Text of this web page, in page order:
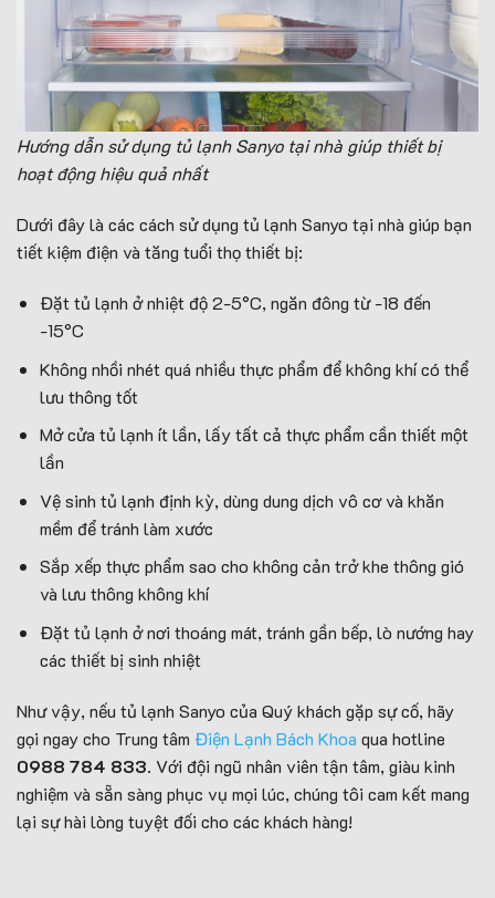
Hướng dẫn sử dụng tủ lạnh Sanyo tại nhà giúp thiết bị
hoạt động hiệu quả nhất
Dưới đây là các cách sử dụng tủ lạnh Sanyo tại nhà giúp bạn
tiết kiệm điện và tăng tuổi thọ thiết bị:
Đặt tủ lạnh ở nhiệt độ 2-5°C, ngăn đông từ -18 đến
-15°C
Không nhồi nhét quá nhiều thực phẩm để không khí có thể
lưu thông tốt
Mở cửa tủ lạnh ít lần, lấy tất cả thực phẩm cần thiết một
lần
Vệ sinh tủ lạnh định kỳ, dùng dung dịch vô cơ và khăn
mềm để tránh làm xước
Sắp xếp thực phẩm sao cho không cản trở khe thông gió
và lưu thông không khí
Đặt tủ lạnh ở nơi thoáng mát, tránh gần bếp, lò nướng hay
các thiết bị sinh nhiệt
Như vậy, nếu tủ lạnh Sanyo của Quý khách gặp sự cố, hãy
gọi ngay cho Trung tâm Điện Lạnh Bách Khoa qua hotline
0988 784 833. Với đội ngũ nhân viên tận tâm, giàu kinh
nghiệm và sẵn sàng phục vụ mọi lúc, chúng tôi cam kết mang
lại sự hài lòng tuyệt đối cho các khách hàng!